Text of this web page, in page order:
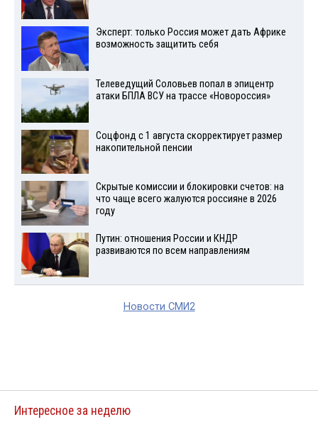
Эксперт: только Россия может дать Африке
возможность защитить себя
Телеведущий Соловьев попал в эпицентр
атаки БПЛА ВСУ на трассе «Новороссия»
Соцфонд с 1 августа скорректирует размер
накопительной пенсии
Скрытые комиссии и блокировки счетов: на
что чаще всего жалуются россияне в 2026
году
Путин: отношения России и КНДР
развиваются по всем направлениям
Новости СМИ2
Интересное за неделю